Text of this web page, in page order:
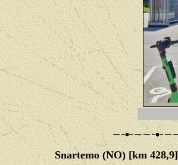
Snartemo (NO) [km 428,9]